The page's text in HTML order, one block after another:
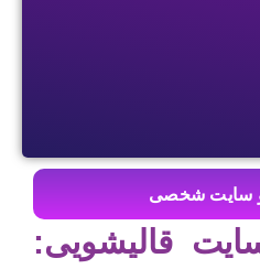
سایت شخصی
قالیشویی: